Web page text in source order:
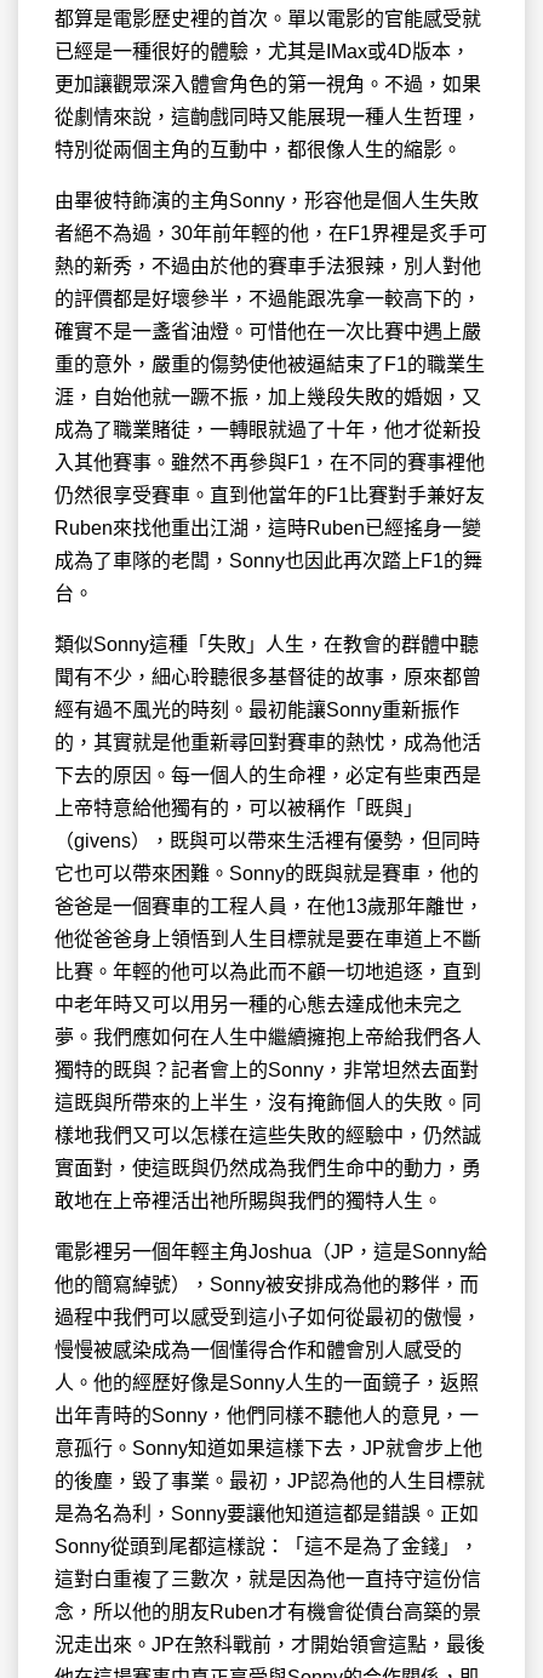
都算是電影歷史裡的首次。單以電影的官能感受就
已經是一種很好的體驗，尤其是IMax或4D版本，
更加讓觀眾深入體會角色的第一視角。不過，如果
從劇情來說，這齣戲同時又能展現一種人生哲理，
特別從兩個主角的互動中，都很像人生的縮影。
由畢彼特飾演的主角Sonny，形容他是個人生失敗
者絕不為過，30年前年輕的他，在F1界裡是炙手可
熱的新秀，不過由於他的賽車手法狠辣，別人對他
的評價都是好壞參半，不過能跟冼拿一較高下的，
確實不是一盞省油燈。可惜他在一次比賽中遇上嚴
重的意外，嚴重的傷勢使他被逼結束了F1的職業生
涯，自始他就一蹶不振，加上幾段失敗的婚姻，又
成為了職業賭徒，一轉眼就過了十年，他才從新投
入其他賽事。雖然不再參與F1，在不同的賽事裡他
仍然很享受賽車。直到他當年的F1比賽對手兼好友
Ruben來找他重出江湖，這時Ruben已經搖身一變
成為了車隊的老闆，Sonny也因此再次踏上F1的舞
台。
類似Sonny這種「失敗」人生，在教會的群體中聽
聞有不少，細心聆聽很多基督徒的故事，原來都曾
經有過不風光的時刻。最初能讓Sonny重新振作
的，其實就是他重新尋回對賽車的熱忱，成為他活
下去的原因。每一個人的生命裡，必定有些東西是
上帝特意給他獨有的，可以被稱作「既與」
（givens），既與可以帶來生活裡有優勢，但同時
它也可以帶來困難。Sonny的既與就是賽車，他的
爸爸是一個賽車的工程人員，在他13歲那年離世，
他從爸爸身上領悟到人生目標就是要在車道上不斷
比賽。年輕的他可以為此而不顧一切地追逐，直到
中老年時又可以用另一種的心態去達成他未完之
夢。我們應如何在人生中繼續擁抱上帝給我們各人
獨特的既與？記者會上的Sonny，非常坦然去面對
這既與所帶來的上半生，沒有掩飾個人的失敗。同
樣地我們又可以怎樣在這些失敗的經驗中，仍然誠
實面對，使這既與仍然成為我們生命中的動力，勇
敢地在上帝裡活出祂所賜與我們的獨特人生。
電影裡另一個年輕主角Joshua（JP，這是Sonny給
他的簡寫綽號），Sonny被安排成為他的夥伴，而
過程中我們可以感受到這小子如何從最初的傲慢，
慢慢被感染成為一個懂得合作和體會別人感受的
人。他的經歷好像是Sonny人生的一面鏡子，返照
出年青時的Sonny，他們同樣不聽他人的意見，一
意孤行。Sonny知道如果這樣下去，JP就會步上他
的後塵，毀了事業。最初，JP認為他的人生目標就
是為名為利，Sonny要讓他知道這都是錯誤。正如
Sonny從頭到尾都這樣說：「這不是為了金錢」，
這對白重複了三數次，就是因為他一直持守這份信
念，所以他的朋友Ruben才有機會從債台高築的景
況走出來。JP在煞科戰前，才開始領會這點，最後